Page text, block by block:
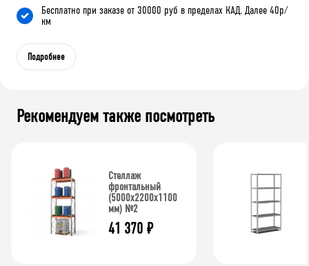
Бесплатно при заказе от 30000 руб в пределах КАД. Далее 40р/
км
Подробнее
Рекомендуем также посмотреть
Стеллаж
фронтальный
(5000х2200х1100
мм) №2
41 370 ₽